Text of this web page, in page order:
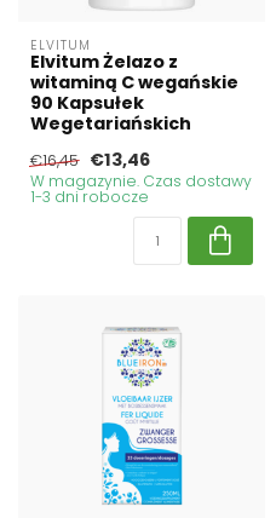
ELVITUM
Elvitum Żelazo z
witaminą C wegańskie
90 Kapsułek
Wegetariańskich
€16,45 €13,46
W magazynie. Czas dostawy
1-3 dni robocze